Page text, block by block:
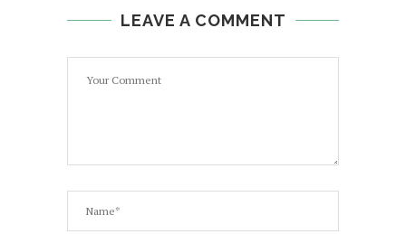
LEAVE A COMMENT